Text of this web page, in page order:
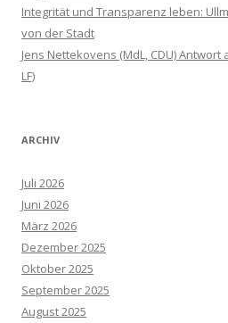
Integrität und Transparenz leben:
von der Stadt
Jens Nettekovens (MdL, CDU)
LF)
ARCHIV
Juli 2026
Juni 2026
März 2026
Dezember 2025
Oktober 2025
September 2025
August 2025